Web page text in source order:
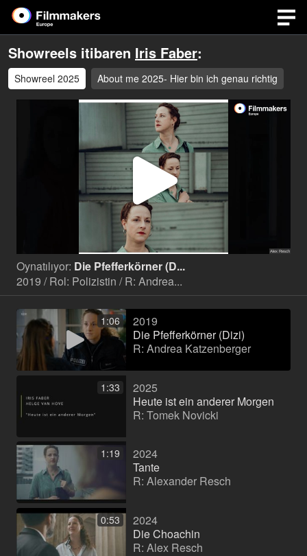
Showreels itibaren Iris Faber:
Showreel 2025 About me 2025- Hier bin ich genau richtig
Oynat
Oynatılıyor: Die Pfefferkörner (D...
2019 / Rol: Polizistin / R: Andrea...
1:06
2019
Die Pfefferkörner (Dizi)
R: Andrea Katzenberger
1:33
2025
Heute ist ein anderer Morgen
R: Tomek Novicki
1:19
2024
Tante
R: Alexander Resch
0:53
2024
Die Choachin
R: Alex Resch